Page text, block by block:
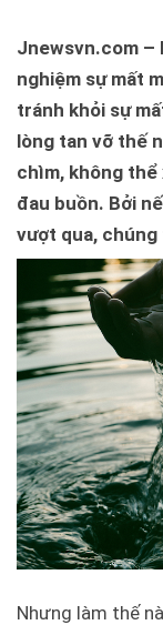
Jnewsvn.com –
nghiệm sự mất
tránh khỏi sự
lòng tan vỡ thế
chìm, không thể
đau buồn. Bởi
vượt qua, chúng
Nhưng làm thế